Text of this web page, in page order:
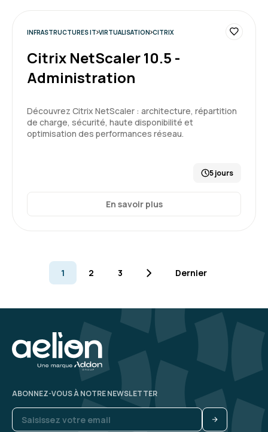
INFRASTRUCTURES IT VIRTUALISATION CITRIX
Citrix NetScaler 10.5 -
Administration
Découvrez Citrix NetScaler : architecture, répartition
de charge, sécurité, haute disponibilité et
optimisation des performances réseau.
5 jours
En savoir plus
1 2 3 Dernier
ABONNEZ-VOUS À NOTRE NEWSLETTER